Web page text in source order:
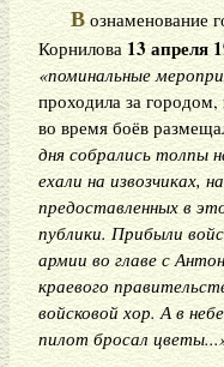
В ознаменование
Корнилова 13 апреля
«поминальные
проходила за
во время боёв
дня собрались толпы
ехали на извозчиках,
предоставленных в
публики. Прибыли
армии во главе с
краевого
войсковой хор. А в
пилот бросал